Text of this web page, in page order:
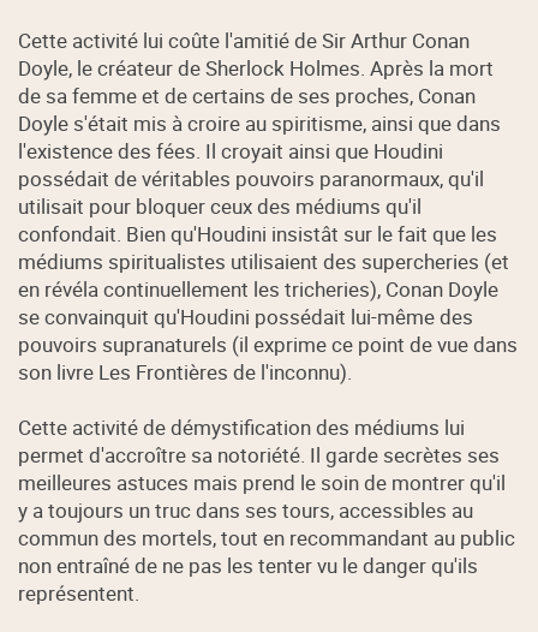
Cette activité lui coûte l'amitié de Sir Arthur Conan
Doyle, le créateur de Sherlock Holmes. Après la mort
de sa femme et de certains de ses proches, Conan
Doyle s'était mis à croire au spiritisme, ainsi que dans
l'existence des fées. Il croyait ainsi que Houdini
possédait de véritables pouvoirs paranormaux, qu'il
utilisait pour bloquer ceux des médiums qu'il
confondait. Bien qu'Houdini insistât sur le fait que les
médiums spiritualistes utilisaient des supercheries (et
en révéla continuellement les tricheries), Conan Doyle
se convainquit qu'Houdini possédait lui-même des
pouvoirs supranaturels (il exprime ce point de vue dans
son livre Les Frontières de l'inconnu).
Cette activité de démystification des médiums lui
permet d'accroître sa notoriété. Il garde secrètes ses
meilleures astuces mais prend le soin de montrer qu'il
y a toujours un truc dans ses tours, accessibles au
commun des mortels, tout en recommandant au public
non entraîné de ne pas les tenter vu le danger qu'ils
représentent.